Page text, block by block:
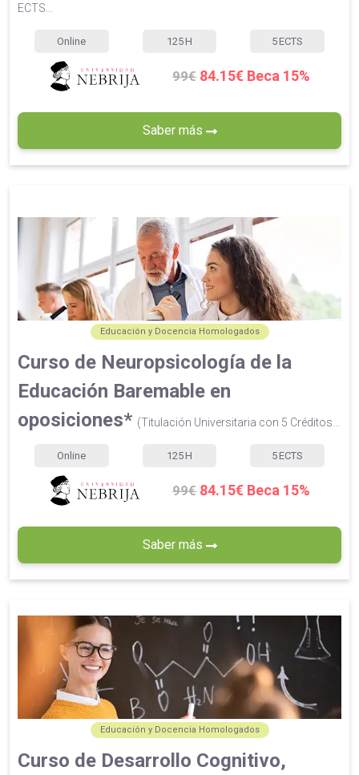
ECTS...
Online 125 H 5 ECTS
99€ 84.15€ Beca 15%
Saber más
Educación y Docencia Homologados
Curso de Neuropsicología de la
Educación Baremable en
oposiciones* (Titulación Universitaria con 5 Créditos...
Online 125 H 5 ECTS
99€ 84.15€ Beca 15%
Saber más
Educación y Docencia Homologados
Curso de Desarrollo Cognitivo,